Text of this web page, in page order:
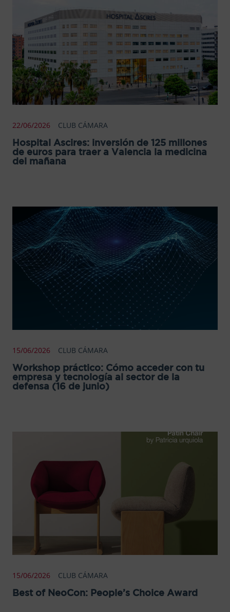
22/06/2026 CLUB CÁMARA
Hospital Ascires: inversión de 125 millones
de euros para traer a Valencia la medicina
del mañana
15/06/2026 CLUB CÁMARA
Workshop práctico: Cómo acceder con tu
empresa y tecnología al sector de la
defensa (16 de junio)
15/06/2026 CLUB CÁMARA
Best of NeoCon: People’s Choice Award